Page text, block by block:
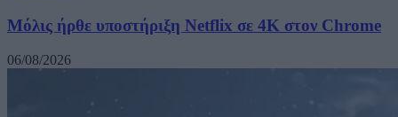
Μόλις ήρθε υποστήριξη Netflix σε 4K στον Chrome
06/08/2026